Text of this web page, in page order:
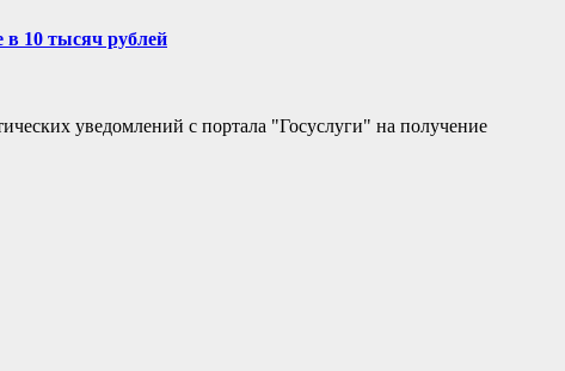
в 10 тысяч рублей
уведомлений с портала "Госуслуги" на получение